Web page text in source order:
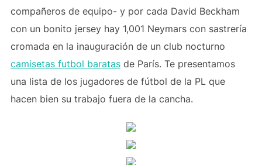
compañeros de equipo- y por cada David Beckham
con un bonito jersey hay 1,001 Neymars con sastrería
cromada en la inauguración de un club nocturno
camisetas futbol baratasde París. Te presentamos
una lista de los jugadores de fútbol de la PL que
hacen bien su trabajo fuera de la cancha.